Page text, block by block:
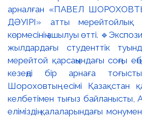
арналған «ПАВЕЛ
ДӘУІРІ» атты мерейтойлық
көрмесінің ашылуы өтті.
жылдардағы студенттік
мерейтой қарсаңындағы соңғы
кезеңді бір арнаға
Шороховтың есімі Қазақстан
келбетімен тығыз байланысты,
еліміздің қалаларындағы